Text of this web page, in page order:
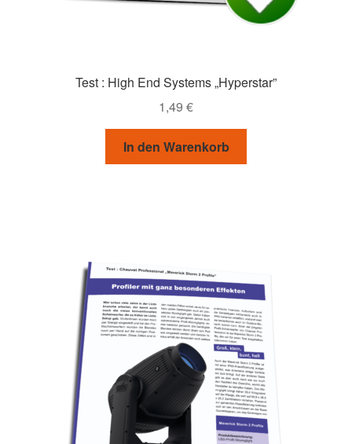
Test : High End Systems „Hyperstar”
1,49 €
In den Warenkorb